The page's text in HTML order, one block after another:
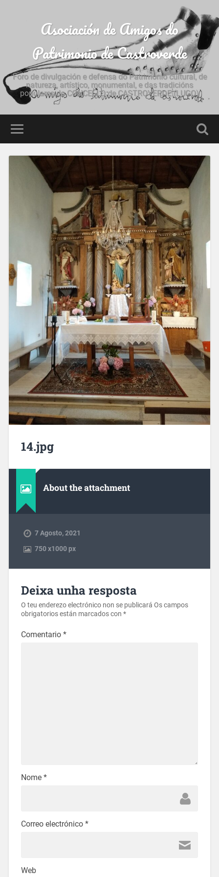
Asociación de Amigos do
Patrimonio de Castroverde
Foro de divulgación e defensa do Patrimonio cultural, de
natureza, artístico, monumental, e das tradicións
populares do CONCELLO de CASTROVERDE (LUGO)
14.jpg
About the attachment
7 Agosto, 2021
750x1000 px
Deixa unha resposta
O teu enderezo electrónico non se publicará Os campos
obrigatorios están marcados con *
Comentario *
Nome *
Correo electrónico *
Web